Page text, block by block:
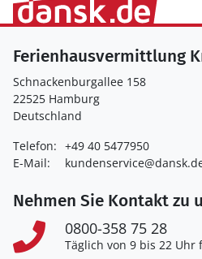
Ferienhausvermittlung
Schnackenburgallee 158
22525 Hamburg
Deutschland
Telefon: +49 40 5477950
E-Mail:
Nehmen Sie Kontakt zu
0800-358 75 28
Täglich von 9 bis 22 Uhr